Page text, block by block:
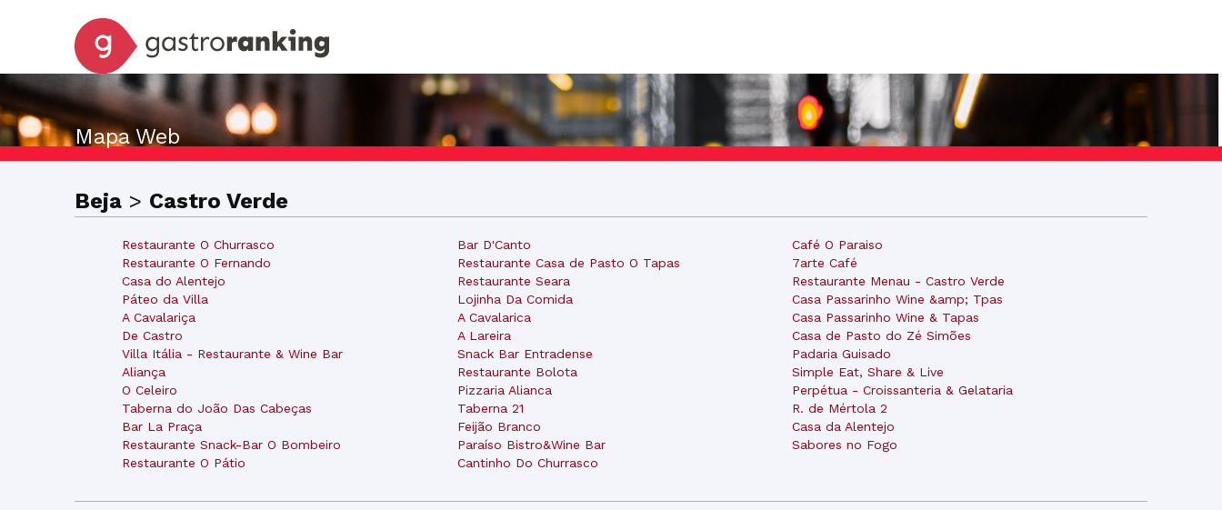
Mapa Web
Beja > Castro Verde
Restaurante O Churrasco
Restaurante O Fernando
Casa do Alentejo
Páteo da Villa
A Cavalariça
De Castro
Villa Itália - Restaurante & Wine Bar
Aliança
O Celeiro
Taberna do João Das Cabeças
Bar La Praça
Restaurante Snack-Bar O Bombeiro
Restaurante O Pátio
Bar D'Canto
Restaurante Casa de Pasto O Tapas
Restaurante Seara
Lojinha Da Comida
A Cavalarica
A Lareira
Snack Bar Entradense
Restaurante Bolota
Pizzaria Alianca
Taberna 21
Feijão Branco
Paraíso Bistro&Wine Bar
Cantinho Do Churrasco
Café O Paraiso
7arte Café
Restaurante Menau - Castro Verde
Casa Passarinho Wine &amp; Tpas
Casa Passarinho Wine & Tapas
Casa de Pasto do Zé Simões
Padaria Guisado
Simple Eat, Share & Live
Perpétua - Croissanteria & Gelataria
R. de Mértola 2
Casa da Alentejo
Sabores no Fogo